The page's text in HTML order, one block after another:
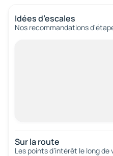
Idées d’escales
Nos recommandations
Sur la route
Les points d’intérêt le long